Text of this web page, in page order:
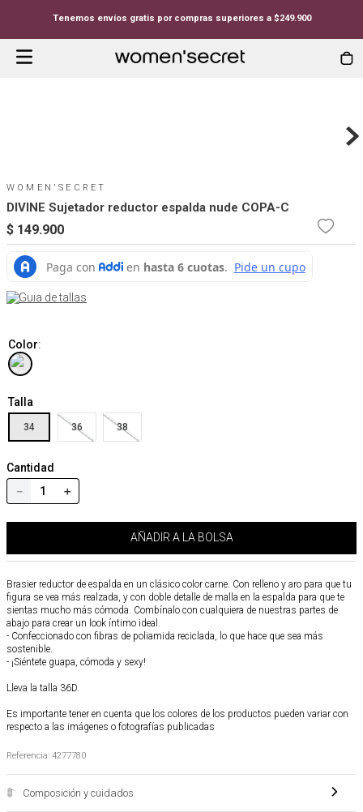
Tenemos envíos gratis por compras superiores a $249.900
WOMEN'SECRET
DIVINE Sujetador reductor espalda nude COPA-C
$ 149.900
Guia de tallas
Color:
Talla
34 36 38
Cantidad
＋
－
AÑADIR A LA BOLSA
Brasier reductor de espalda en un clásico color carne. Con relleno y aro para que tu
figura se vea más realzada, y con doble detalle de malla en la espalda para que te
sientas mucho más cómoda. Combínalo con cualquiera de nuestras partes de
abajo para crear un look íntimo ideal.
- Confeccionado con fibras de poliamida reciclada, lo que hace que sea más
sostenible.
- ¡Siéntete guapa, cómoda y sexy!
Lleva la talla 36D.
Es importante tener en cuenta que los colores de los productos pueden variar con
respecto a las imágenes o fotografías publicadas
Referencia: 4277780
Composición y cuidados